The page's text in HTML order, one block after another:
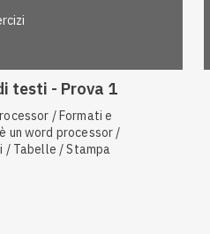
testi - Prova 1
/ Formati e
un word processor /
/ Tabelle / Stampa